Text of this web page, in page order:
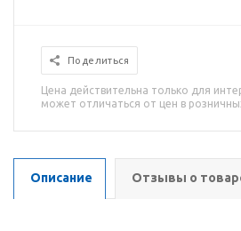
Поделиться
Цена действительна только для
может отличаться от цен в
Описание Отзывы о